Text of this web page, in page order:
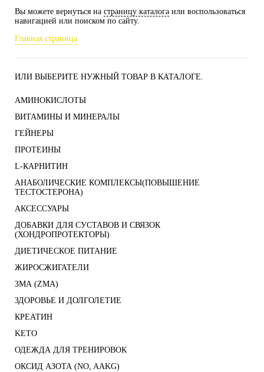
Вы можете вернуться на страницу каталога или воспользоваться
навигацией или поиском по сайту.
Главная страница
ИЛИ ВЫБЕРИТЕ НУЖНЫЙ ТОВАР В КАТАЛОГЕ.
АМИНОКИСЛОТЫ
ВИТАМИНЫ И МИНЕРАЛЫ
ГЕЙНЕРЫ
ПРОТЕИНЫ
L-КАРНИТИН
АНАБОЛИЧЕСКИЕ КОМПЛЕКСЫ(ПОВЫШЕНИЕ
ТЕСТОСТЕРОНА)
АКСЕССУАРЫ
ДОБАВКИ ДЛЯ СУСТАВОВ И СВЯЗОК
(ХОНДРОПРОТЕКТОРЫ)
ДИЕТИЧЕСКОЕ ПИТАНИЕ
ЖИРОСЖИГАТЕЛИ
ЗМА (ZMA)
ЗДОРОВЬЕ И ДОЛГОЛЕТИЕ
КРЕАТИН
KETO
ОДЕЖДА ДЛЯ ТРЕНИРОВОК
ОКСИД АЗОТА (NO, AAKG)